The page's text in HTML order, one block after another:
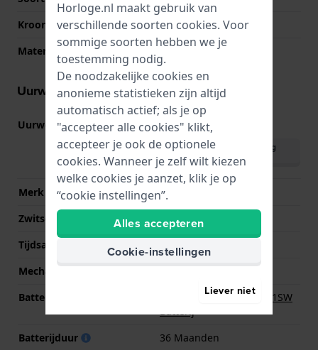
Kroon
Trek kroon
Materiaal bezel
Uurwerk informatie
Uurwerk nr. 6P29 (Bekijk specificaties
Download handleiding
(English)
Merk uurwerk
Miyota
Zwitsers uurwerk
Nee
Tijdsaanduiding
Analoog
Mechanisme
Batterij
Renata R364 364 / SR621SW
Batterij
Batterijduur
36 Maanden
Horloge.nl maakt gebruik van
verschillende soorten cookies. Voor
sommige soorten hebben we je
toestemming nodig.
De noodzakelijke cookies en
anonieme statistieken zijn altijd
automatisch actief; als je op
"accepteer alle cookies" klikt,
accepteer je ook de optionele
cookies. Wanneer je zelf wilt kiezen
welke cookies je aanzet, klik je op
“cookie instellingen”.
Alles accepteren
Cookie-instellingen
Liever niet